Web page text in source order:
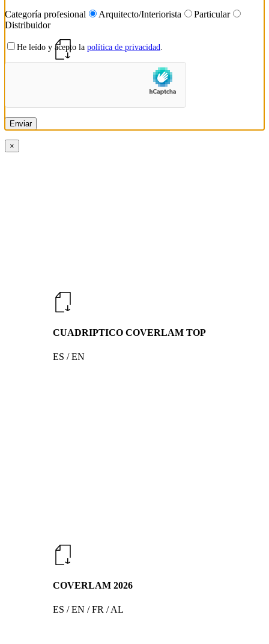
NOVEDADES CERSAIE 2025
CUADRIPTICO COVERLAM TOP
ES / EN
COVERLAM 2026
ES / EN / FR / AL
Categoría profesional Arquitecto/Interiorista
Particular
Distribuidor
He leído y acepto la política de privacidad
×